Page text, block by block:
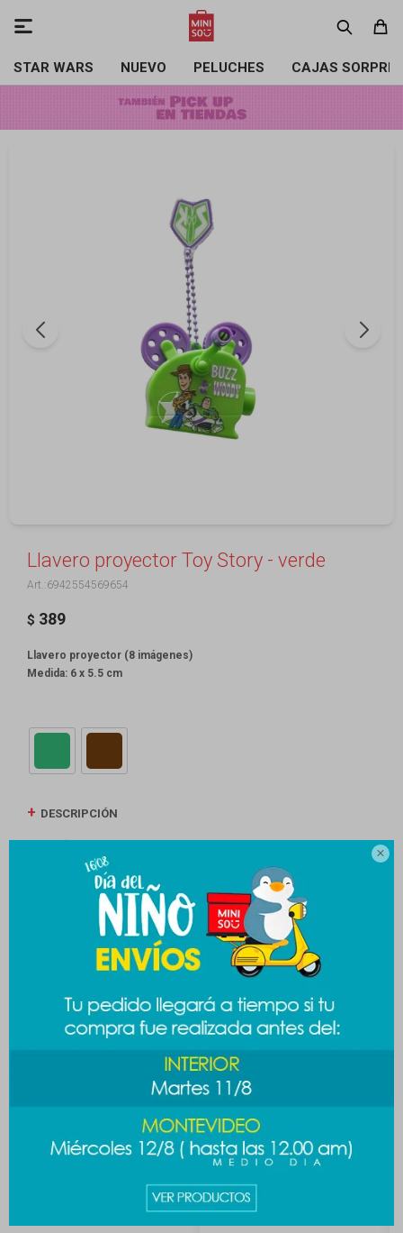

STAR WARS NUEVO PELUCHES CAJAS

Llavero proyector Toy Story - verde
6942554569654
$ 389
Llavero proyector (8 imágenes)
Medida: 6 x 5.5 cm
DESCRIPCIÓN
CAMBIOS Y DEVOLUCIONES
MEDIOS DE PAGO
Productos que te pueden interesar